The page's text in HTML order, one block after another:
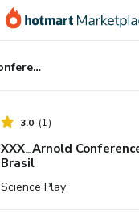
XXX_Arnold Conference Online - Nutrição Brasil
3.0 (1)
XXX_Arnold
Brasil
Science Play